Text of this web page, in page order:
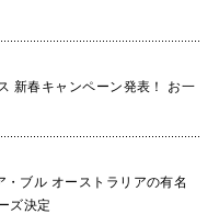
新春キャンペーン発表！ お一
・ブル オーストラリアの有名
ズ決定